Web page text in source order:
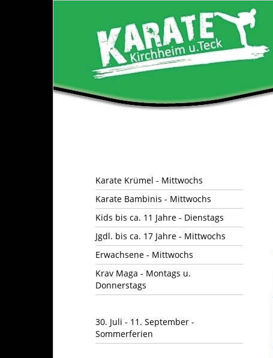
Karate Krümel - Mittwochs
Karate Bambinis - Mittwochs
Kids bis ca. 11 Jahre - Dienstags
Jgdl. bis ca. 17 Jahre - Mittwochs
Erwachsene - Mittwochs
Krav Maga - Montags u.
Donnerstags
30. Juli - 11. September -
Sommerferien